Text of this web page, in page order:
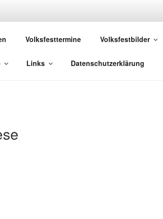
Volksfesttermine Volksfestbilder
Links Datenschutzerklärung